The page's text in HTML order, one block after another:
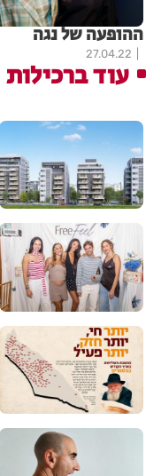
ההופעה של נגה
27.04.22
עוד ברכילות